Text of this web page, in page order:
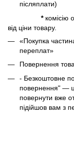
післяплати)
* комісію
від ціни товару.
«Покупка
переплат»
Повернення
- Безкоштовне
повернення" —
повернути вже
підійшов вам з